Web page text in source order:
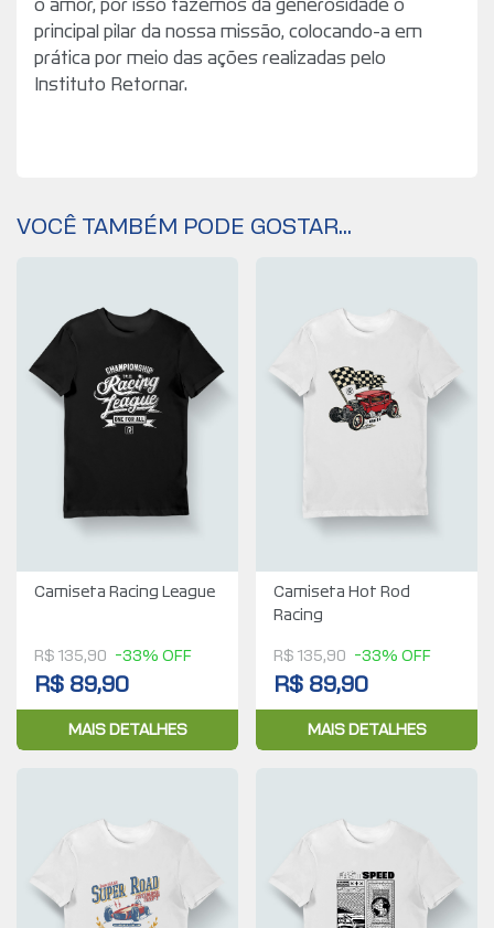
o amor, por isso fazemos da generosidade o
principal pilar da nossa missão, colocando-a em
prática por meio das ações realizadas pelo
Instituto Retornar.
VOCÊ TAMBÉM PODE GOSTAR...
Camiseta Racing League
R$ 135,90 -33% OFF
R$ 89,90
MAIS DETALHES
Camiseta Hot Rod
Racing
R$ 135,90 -33% OFF
R$ 89,90
MAIS DETALHES